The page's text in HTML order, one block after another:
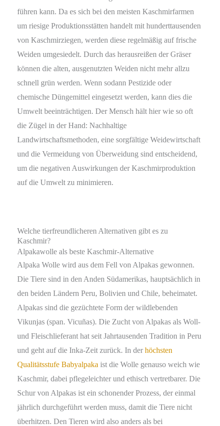
führen kann. Da es sich bei den meisten Kaschmirfarmen
um riesige Produktionsstätten handelt mit hunderttausenden
von Kaschmirziegen, werden diese regelmäßig auf frische
Weiden umgesiedelt. Durch das herausreißen der Gräser
können die alten, ausgenutzten Weiden nicht mehr allzu
schnell grün werden. Wenn sodann Pestizide oder
chemische Düngemittel eingesetzt werden, kann dies die
Umwelt beeinträchtigen. Der Mensch hält hier wie so oft
die Zügel in der Hand: Nachhaltige
Landwirtschaftsmethoden, eine sorgfältige Weidewirtschaft
und die Vermeidung von Überweidung sind entscheidend,
um die negativen Auswirkungen der Kaschmirproduktion
auf die Umwelt zu minimieren.
Welche tierfreundlicheren Alternativen gibt es zu
Kaschmir?
Alpakawolle als beste Kaschmir-Alternative
Alpaka Wolle wird aus dem Fell von Alpakas gewonnen.
Die Tiere sind in den Anden Südamerikas, hauptsächlich in
den beiden Ländern Peru, Bolivien und Chile, beheimatet.
Alpakas sind die gezüchtete Form der wildlebenden
Vikunjas (span. Vicuñas). Die Zucht von Alpakas als Woll-
und Fleischlieferant hat seit Jahrtausenden Tradition in Peru
und geht auf die Inka-Zeit zurück. In der höchsten
Qualitätsstufe Babyalpaka ist die Wolle genauso weich wie
Kaschmir, dabei pflegeleichter und ethisch vertretbarer. Die
Schur von Alpakas ist ein schonender Prozess, der einmal
jährlich durchgeführt werden muss, damit die Tiere nicht
überhitzen. Den Tieren wird also anders als bei